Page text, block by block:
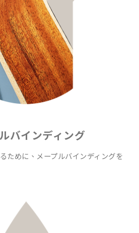
バインディング
ために、メープルバインディングを